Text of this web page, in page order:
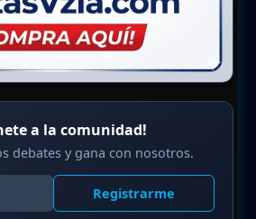
a la comunidad!
debates y gana con nosotros.
Registrarme